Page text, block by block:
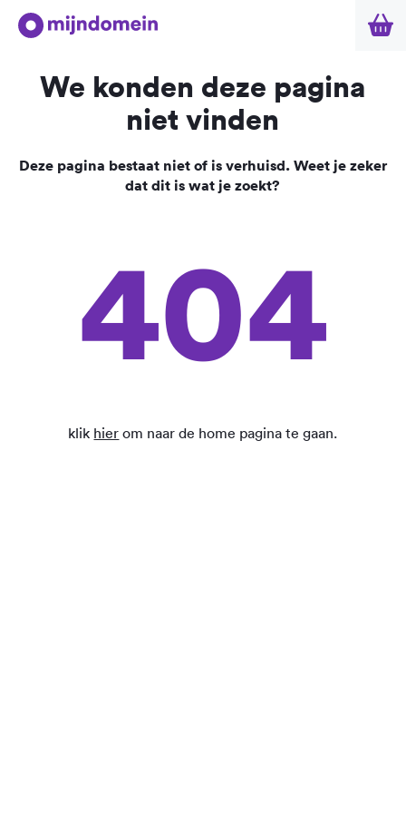
We konden deze pagina
niet vinden
Deze pagina bestaat niet of is verhuisd. Weet je zeker
dat dit is wat je zoekt?
404
klik hier om naar de home pagina te gaan.